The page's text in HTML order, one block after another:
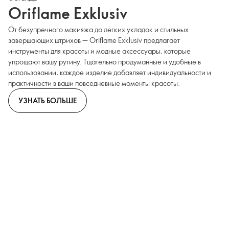
Oriflame Exklusiv
От безупречного макияжа до легких укладок и стильных
завершающих штрихов — Oriflame Exklusiv предлагает
инструменты для красоты и модные аксессуары, которые
упрощают вашу рутину. Тщательно продуманные и удобные в
использовании, каждое изделие добавляет индивидуальности и
практичности в ваши повседневные моменты красоты.
УЗНАТЬ БОЛЬШЕ